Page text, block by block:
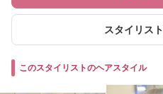
スタイリス
このスタイリストのヘアスタイル